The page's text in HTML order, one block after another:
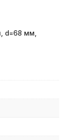
d=68 мм,